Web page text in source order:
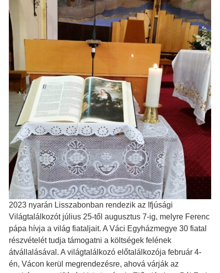
2023 nyarán Lisszabonban rendezik az Ifjúsági
Világtalálkozót július 25-től augusztus 7-ig, melyre Ferenc
pápa hívja a világ fiataljait. A Váci Egyházmegye 30 fiatal
részvételét tudja támogatni a költségek felének
átvállalásával. A világtalálkozó előtalálkozója február 4-
én, Vácon kerül megrendezésre, ahová várják az